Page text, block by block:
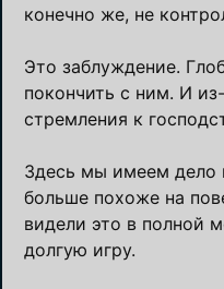
конечно же, не
Это заблуждение.
покончить с ним. И
стремления к
Здесь мы имеем дело
больше похоже на
видели это в полной
долгую игру.